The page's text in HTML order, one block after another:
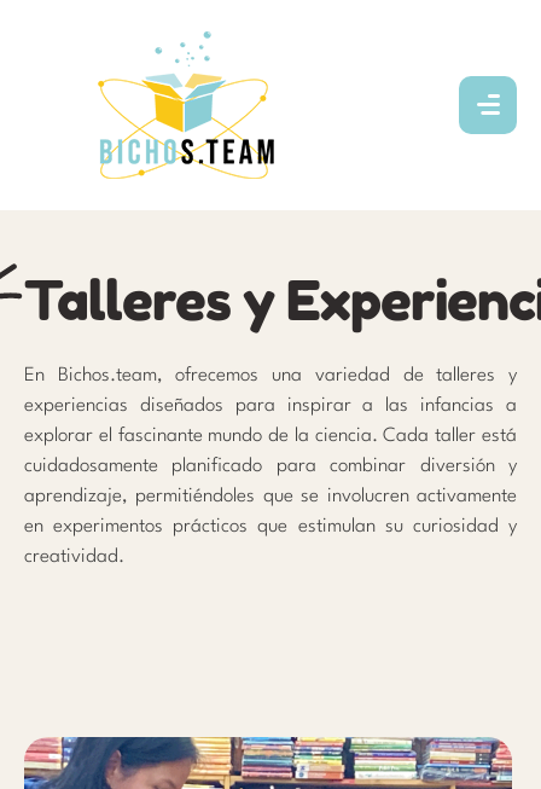
Talleres y
En Bichos.team, ofrecemos una variedad de talleres y
experiencias diseñados para inspirar a las infancias a
explorar el fascinante mundo de la ciencia. Cada taller está
cuidadosamente planificado para combinar diversión y
aprendizaje, permitiéndoles que se involucren activamente
en experimentos prácticos que estimulan su curiosidad y
creatividad.